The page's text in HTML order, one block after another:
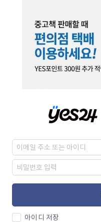
아이디 저장